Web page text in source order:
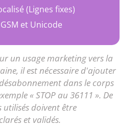
(Lignes fixes)
et Unicode
un usage marketing vers la
il est nécessaire d'ajouter
dans le corps
« STOP au 36111 ». De
utilisés doivent être
et validés.